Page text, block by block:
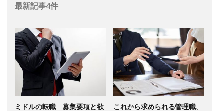
最新記事4件
ミドルの転職 募集要項と欲
これから求められる管理職、